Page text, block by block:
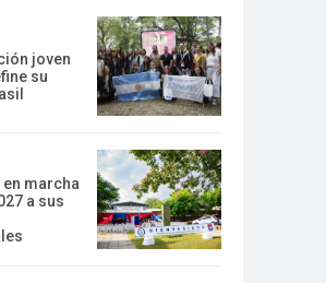
joven
su
en marcha
a sus